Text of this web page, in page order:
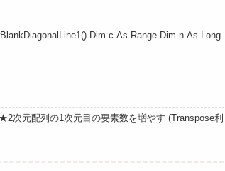
Dim c As Range Dim n As Long
次元配列の1次元目の要素数を増やす (Transpose利